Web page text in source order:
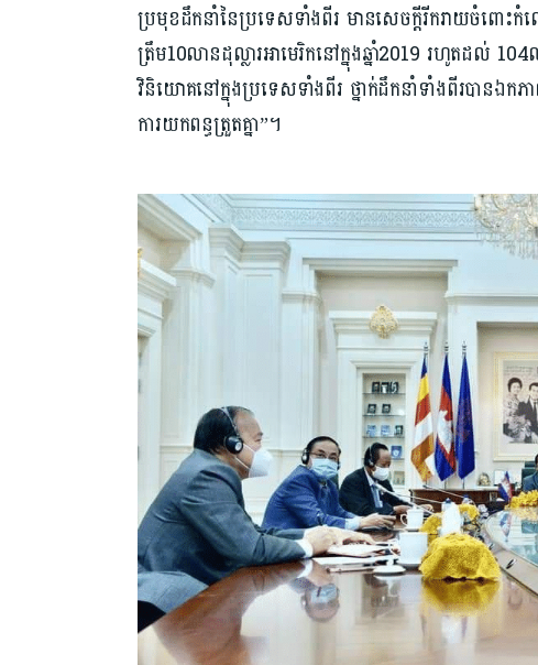
ប្រមុខដឹកនាំនៃប្រទេសទាំងពីរ មានសេចក្តីរីករាយចំពោះ
ត្រឹម10លានដុល្លារអាមេរិកនៅក្នុងឆ្នាំ2019 រហូតដល់ 104
វិនិយោគនៅក្នុងប្រទេសទាំងពីរ ថ្នាក់ដឹកនាំទាំងពីរបានឯកភ
ការយកពន្ធត្រួតគ្នា”។